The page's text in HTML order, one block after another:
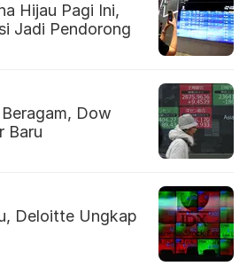
Hijau Pagi Ini,
Jadi Pendorong
Dow
Baru
Deloitte Ungkap